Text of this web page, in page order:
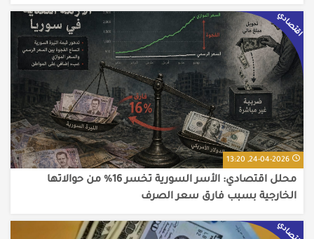
اقتصادي
24-04-2026, 13:20
محلل اقتصادي: الأسر السورية تخسر 16% من حوالاتها
الخارجية بسبب فارق سعر الصرف